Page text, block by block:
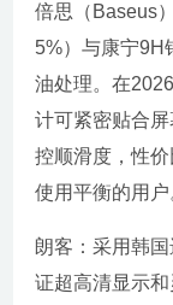
倍思（Baseus
5%）与康宁9H
油处理。在
计可紧密贴合
控顺滑度，性
使用平衡的用户
朗客：采用韩
证超高清显示